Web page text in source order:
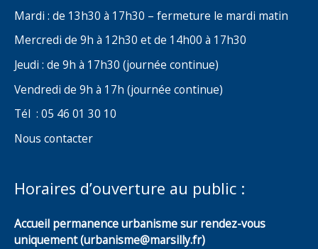
Mardi : de 13h30 à 17h30 – fermeture le mardi matin
Mercredi de 9h à 12h30 et de 14h00 à 17h30
Jeudi : de 9h à 17h30 (journée continue)
Vendredi de 9h à 17h (journée continue)
Tél : 05 46 01 30 10
Nous contacter
Horaires d’ouverture au public :
Accueil permanence urbanisme sur rendez-vous
uniquement (urbanisme@marsilly.fr)